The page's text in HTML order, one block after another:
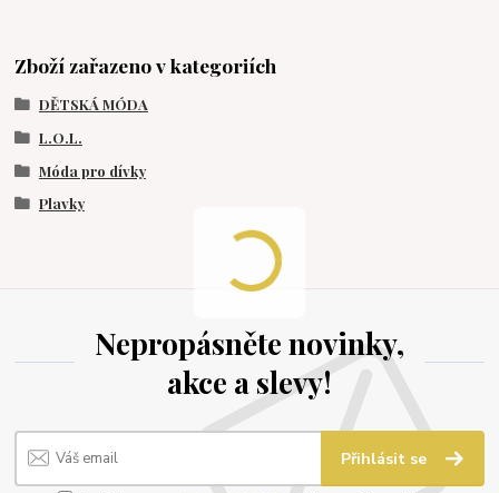
Zboží zařazeno v kategoriích
DĚTSKÁ MÓDA
L.O.L.
Móda pro dívky
Plavky
Nepropásněte novinky,
akce a slevy!
Přihlásit se